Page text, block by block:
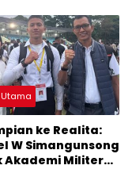
Marsada Band
ke Realita:
W Simangunsong
Akademi Militer